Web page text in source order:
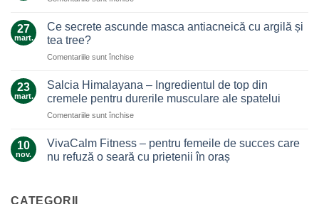
de
lasă
la…
galben-
ne
durerile
27
mart.
Ce secrete ascunde masca antiacneică cu argilă și
tea tree?
Comentariile sunt închisepentru
secrete
ascunde
masca
antiacneică
argilă
23
mart.
Salcia Himalayana – Ingredientul de top din
cremele pentru durerile musculare ale spatelui
Comentariile sunt închisepentru
Himalayana
Ingredientul
10
nov.
VivaCalm Fitness – pentru femeile de succes care
nu refuză o seară cu prietenii în oraș
VivaCalm
CATEGORII